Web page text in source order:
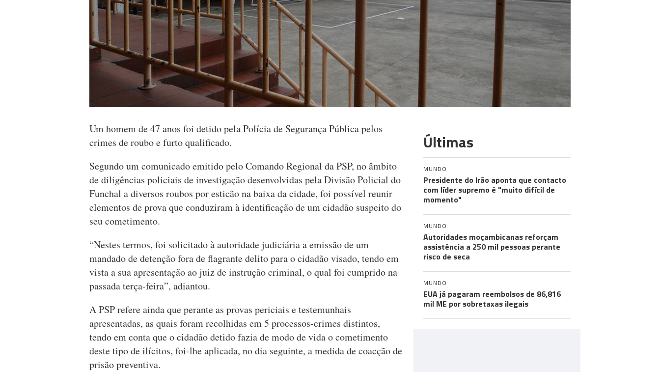
Um homem de 47 anos foi detido pela Polícia de Segurança Pública pelos
crimes de roubo e furto qualificado.
Segundo um comunicado emitido pelo Comando Regional da PSP, no âmbito
de diligências policiais de investigação desenvolvidas pela Divisão Policial do
Funchal a diversos roubos por esticão na baixa da cidade, foi possível reunir
elementos de prova que conduziram à identificação de um cidadão suspeito do
seu cometimento.
“Nestes termos, foi solicitado à autoridade judiciária a emissão de um
mandado de detenção fora de flagrante delito para o cidadão visado, tendo em
vista a sua apresentação ao juiz de instrução criminal, o qual foi cumprido na
passada terça-feira”, adiantou.
A PSP refere ainda que perante as provas periciais e testemunhais
apresentadas, as quais foram recolhidas em 5 processos-crimes distintos,
tendo em conta que o cidadão detido fazia de modo de vida o cometimento
deste tipo de ilícitos, foi-lhe aplicada, no dia seguinte, a medida de coacção de
prisão preventiva.
Últimas
MUNDO
Presidente do Irão aponta que contacto
com líder supremo é "muito difícil de
momento"
MUNDO
Autoridades moçambicanas reforçam
assistência a 250 mil pessoas perante
risco de seca
MUNDO
EUA já pagaram reembolsos de 86,816
mil ME por sobretaxas ilegais